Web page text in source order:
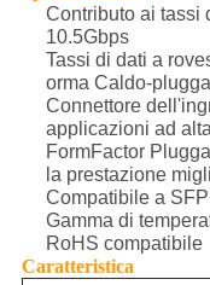
Contributo ai tassi
10.5Gbps
Tassi di dati a
orma Caldo-
Connettore
applicazioni ad
FormFactor
la prestazione
Compatibile a
Gamma di
RoHS compatibile
Caratteristica